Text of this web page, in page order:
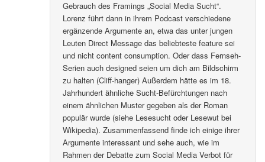
Gebrauch des Framings „Social Media Sucht“.
Lorenz führt dann in ihrem Podcast verschiedene
ergänzende Argumente an, etwa das unter jungen
Leuten Direct Message das beliebteste feature sei
und nicht content consumption. Oder dass Fernseh-
Serien auch designed seien um dich am Bildschirm
zu halten (Cliff-hanger) Außerdem hätte es im 18.
Jahrhundert ähnliche Sucht-Befürchtungen nach
einem ähnlichen Muster gegeben als der Roman
populär wurde (siehe Lesesucht oder Lesewut bei
Wikipedia). Zusammenfassend finde ich einige ihrer
Argumente interessant und sehe auch, wie im
Rahmen der Debatte zum Social Media Verbot für